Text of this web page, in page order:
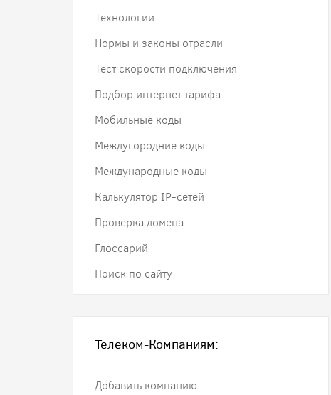
Технологии
Нормы и законы отрасли
Тест скорости подключения
Подбор интернет тарифа
Мобильные коды
Междугородние коды
Международные коды
Калькулятор IP-сетей
Проверка домена
Глоссарий
Поиск по сайту
Телеком-Компаниям:
Добавить компанию